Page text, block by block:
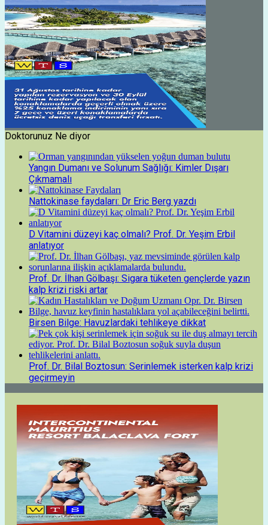
Doktorunuz Ne diyor
Yangın Dumanı ve Solunum Sağlığı: Kimler Dışarı
Çıkmamalı
Nattokinase faydaları: Dr Eric Berg yazdı
D Vitamini düzeyi kaç olmalı? Prof. Dr. Yeşim Erbil
anlatıyor
Prof. Dr. İlhan Gölbaşı: Sigara tüketen gençlerde yazın
kalp krizi riski artar
Birsen Bilge: Havuzlardaki tehlikeye dikkat
Prof. Dr. Bilal Boztosun: Serinlemek isterken kalp krizi
geçirmeyin